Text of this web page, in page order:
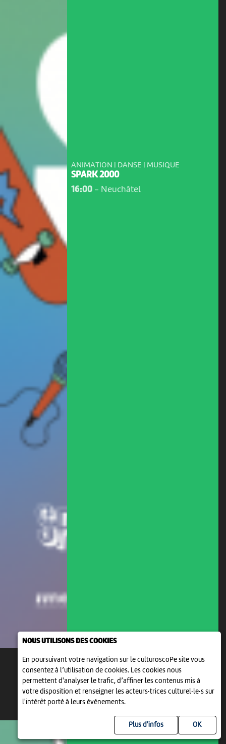
NOUS UTILISONS DES COOKIES
En poursuivant votre navigation sur le culturoscoPe site vous
consentez à l’utilisation de cookies. Les cookies nous
permettent d'analyser le trafic, d’affiner les contenus mis à
votre disposition et renseigner les acteurs·trices culturel·le·s sur
l'intérêt porté à leurs événements.
Plus d'infos
ANIMATION | DANSE | MUSIQUE
SPARK 2000
16:00- Neuchâtel